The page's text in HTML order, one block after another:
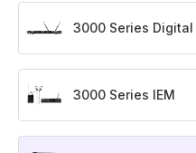
3000 Series Digital
3000 Series IEM